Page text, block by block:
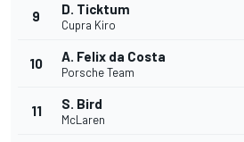
9 D. Ticktum
Cupra Kiro
10 A. Felix da Costa
Porsche Team
11 S. Bird
McLaren